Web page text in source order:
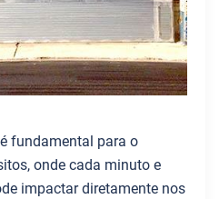
fundamental para o
onde cada minuto e
impactar diretamente nos